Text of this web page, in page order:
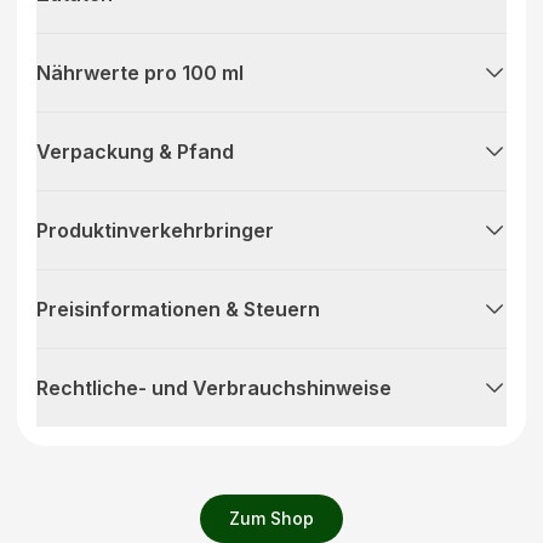
Zum Shop
Nährwerte pro 100 ml
Verpackung & Pfand
Produktinverkehrbringer
Preisinformationen & Steuern
Rechtliche- und Verbrauchshinweise